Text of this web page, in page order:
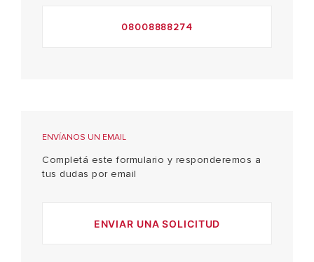
08008888274
ENVÍANOS UN EMAIL
Completá este formulario y responderemos a
tus dudas por email
ENVIAR UNA SOLICITUD